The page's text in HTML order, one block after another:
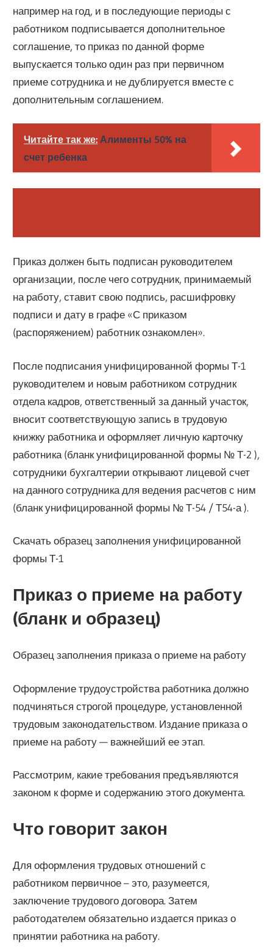
например на год, и в последующие периоды с
работником подписывается дополнительное
соглашение, то приказ по данной форме
выпускается только один раз при первичном
приеме сотрудника и не дублируется вместе с
дополнительным соглашением.
Читайте так же: Алименты 50% на
счет ребенка
Приказ должен быть подписан руководителем
организации, после чего сотрудник, принимаемый
на работу, ставит свою подпись, расшифровку
подписи и дату в графе «С приказом
(распоряжением) работник ознакомлен».
После подписания унифицированной формы Т-1
руководителем и новым работником сотрудник
отдела кадров, ответственный за данный участок,
вносит соответствующую запись в трудовую
книжку работника и оформляет личную карточку
работника (бланк унифицированной формы № Т-2 ),
сотрудники бухгалтерии открывают лицевой счет
на данного сотрудника для ведения расчетов с ним
(бланк унифицированной формы № Т-54 / Т54-а ).
Скачать образец заполнения унифицированной
формы Т-1
Приказ о приеме на работу
(бланк и образец)
​Образец заполнения приказа о приеме на работу
Оформление трудоустройства работника должно
подчиняться строгой процедуре, установленной
трудовым законодательством. Издание приказа о
приеме на работу — важнейший ее этап.
Рассмотрим, какие требования предъявляются
законом к форме и содержанию этого документа.
Что говорит закон
Для оформления трудовых отношений с
работником первичное – это, разумеется,
заключение трудового договора. Затем
работодателем обязательно издается приказ о
принятии работника на работу.